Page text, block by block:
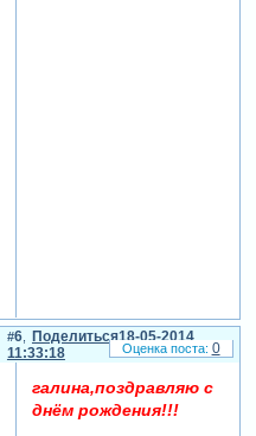
Поделиться
6
18-05-2014
11:33:18
галина,поздравляю с
днём рождения!!!
0